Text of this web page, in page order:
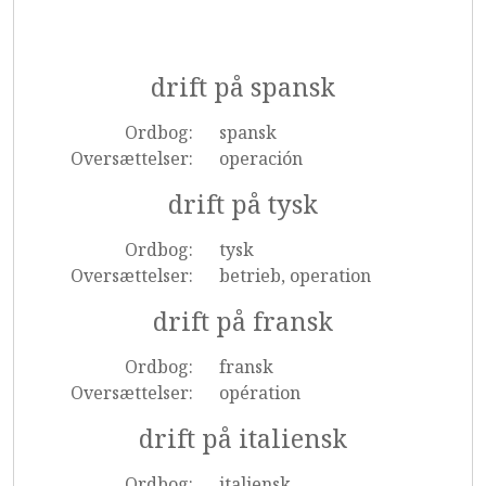
drift på spansk
Ordbog:
spansk
Oversættelser:
operación
drift på tysk
Ordbog:
tysk
Oversættelser:
betrieb, operation
drift på fransk
Ordbog:
fransk
Oversættelser:
opération
drift på italiensk